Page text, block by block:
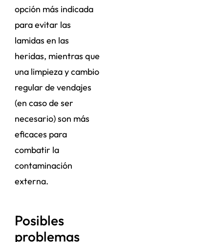
opción más indicada
para evitar las
lamidas en las
heridas, mientras que
una limpieza y cambio
regular de vendajes
(en caso de ser
necesario) son más
eficaces para
combatir la
contaminación
externa.
Posibles
problemas